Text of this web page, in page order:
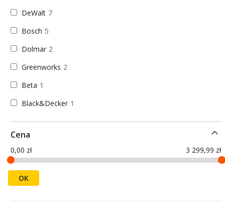
DeWalt 7
Bosch 5
Dolmar 2
Greenworks 2
Beta 1
Black&Decker 1
Cena
0,00 zł 3 299,99 zł
OK